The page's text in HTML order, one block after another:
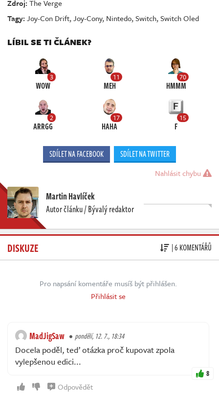
Zdroj:The Verge
Tagy:Joy-Con Drift,Joy-Cony, Nintedo,Switch,Switch Oled
LÍBIL SE TI ČLÁNEK?
3
WOW
11
MEH
70
HMMM
2
ARRGG
17
HAHA
15
F
SDÍLET NA FACEBOOK SDÍLET NA TWITTER
Nahlásit chybu
Martin Havlíček
Autor článku / Bývalý redaktor
DISKUZE | 6 KOMENTÁŘŮ
Pro napsání komentáře musíš být přihlášen.
Přihlásit se
MadJigSaw pondělí, 12. 7., 18:34
Docela poděl, teď otázka proč kupovat zpola
vylepšenou edici...
8
Odpovědět